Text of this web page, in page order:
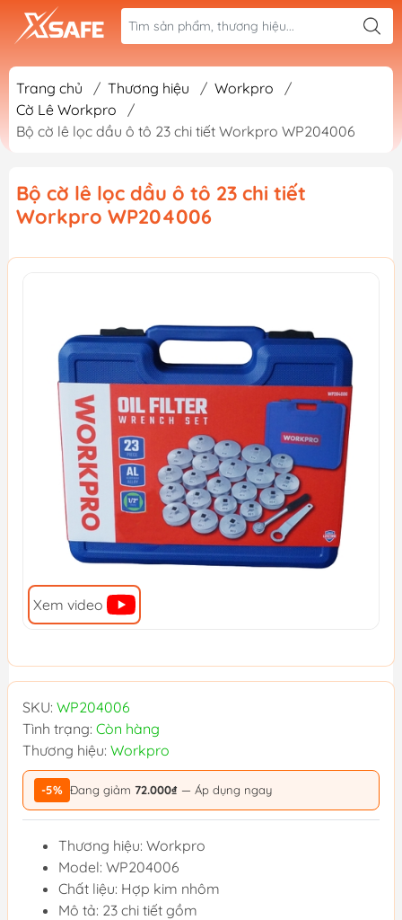
Trang chủ / Thương hiệu / Workpro
/
Cờ Lê Workpro
/
Bộ cờ lê lọc dầu ô tô 23 chi tiết Workpro WP204006
Bộ cờ lê lọc dầu ô tô 23 chi tiết
Workpro WP204006
Xem video
SKU: WP204006
Tình trạng: Còn hàng
Thương hiệu: Workpro
-5% Đang giảm 72.000₫ — Áp dụng ngay
Thương hiệu: Workpro
Model: WP204006
Chất liệu: Hợp kim nhôm
Mô tả: 23 chi tiết gồm